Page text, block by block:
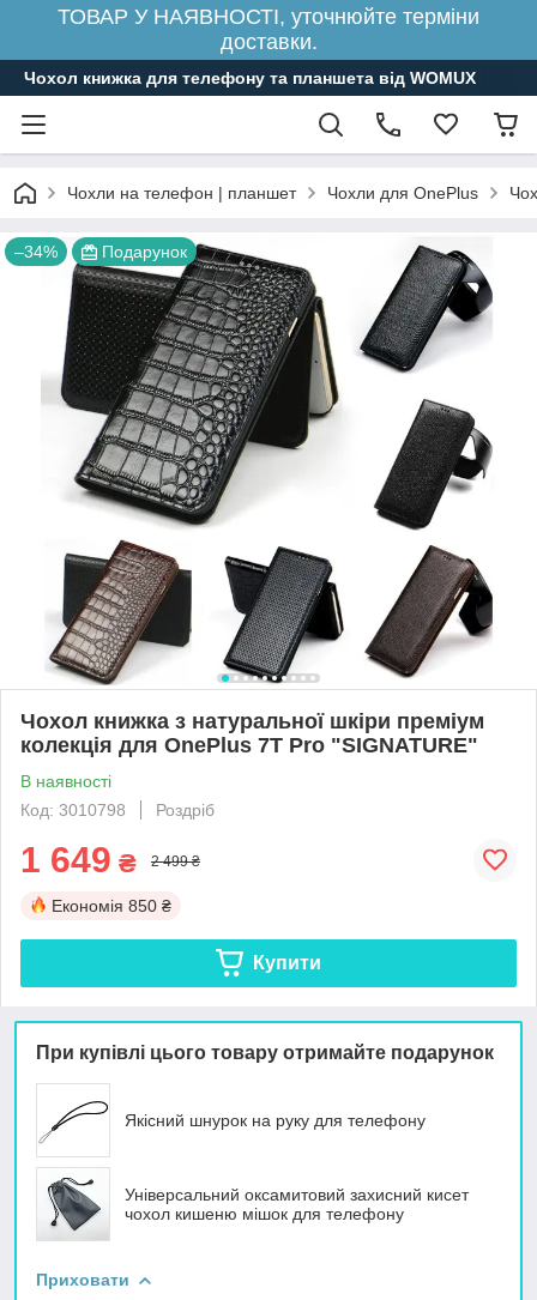
ТОВАР У НАЯВНОСТІ, уточнюйте терміни
доставки.
Чохол книжка для телефону та планшета від WOMUX
Чохли на телефон | планшет Чохли для OnePlus
–34% Подарунок
Чохол книжка з натуральної шкіри преміум
колекція для OnePlus 7T Pro "SIGNATURE"
В наявності
Код: 3010798
Роздріб
1 649 ₴ 2 499 ₴
Економія 850 ₴
Купити
При купівлі цього товару отримайте подарунок
Якісний шнурок на руку для телефону
Універсальний оксамитовий захисний кисет
чохол кишеню мішок для телефону
Приховати